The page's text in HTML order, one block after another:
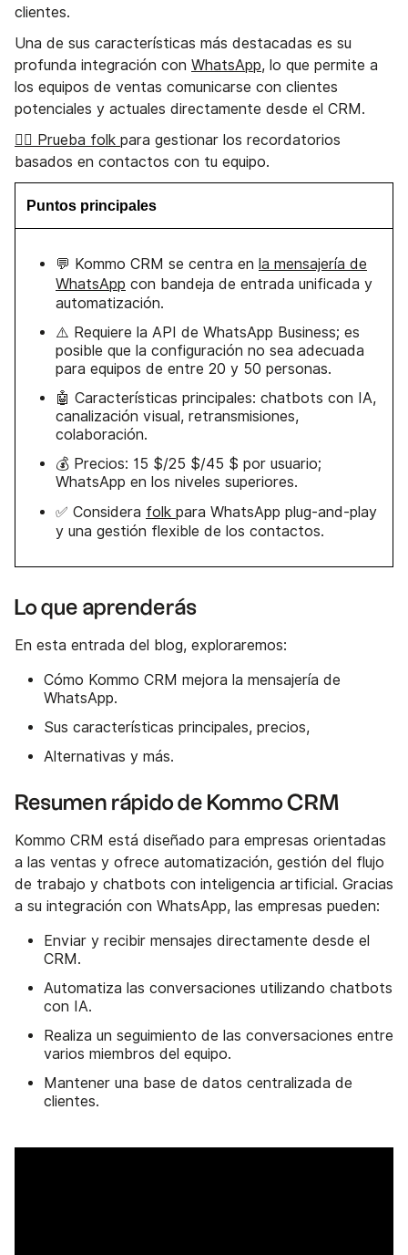
clientes.
Una de sus características más destacadas es su
profunda integración con WhatsApp, lo que permite a
los equipos de ventas comunicarse con clientes
potenciales y actuales directamente desde el CRM.
👉🏼 Prueba folk para gestionar los recordatorios
basados en contactos con tu equipo.
Puntos principales
💬 Kommo CRM se centra en la mensajería de
WhatsApp con bandeja de entrada unificada y
automatización.
⚠️ Requiere la API de WhatsApp Business; es
posible que la configuración no sea adecuada
para equipos de entre 20 y 50 personas.
🤖 Características principales: chatbots con IA,
canalización visual, retransmisiones,
colaboración.
💰 Precios: 15 $/25 $/45 $ por usuario;
WhatsApp en los niveles superiores.
✅ Considera folk para WhatsApp plug-and-play
y una gestión flexible de los contactos.
Lo que aprenderás
En esta entrada del blog, exploraremos:
Cómo Kommo CRM mejora la mensajería de
WhatsApp.
Sus características principales, precios,
Alternativas y más.
Resumen rápido de Kommo CRM
Kommo CRM está diseñado para empresas orientadas
a las ventas y ofrece automatización, gestión del flujo
de trabajo y chatbots con inteligencia artificial. Gracias
a su integración con WhatsApp, las empresas pueden:
Enviar y recibir mensajes directamente desde el
CRM.
Automatiza las conversaciones utilizando chatbots
con IA.
Realiza un seguimiento de las conversaciones entre
varios miembros del equipo.
Mantener una base de datos centralizada de
clientes.